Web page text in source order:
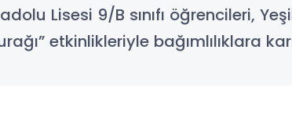
Lisesi 9/B sınıfı öğrencileri,
etkinlikleriyle bağımlılıklara